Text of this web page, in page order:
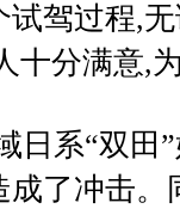
驾过程,
十分满意,
日系“双田
了冲击